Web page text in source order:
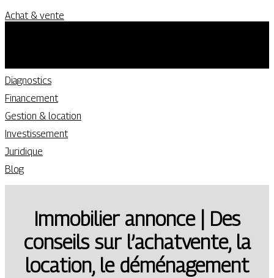
Achat & vente
Diagnostics
Financement
Gestion & location
Investissement
Juridique
Blog
Immobilier annonce | Des
conseils sur l’achatvente, la
location, le déménage­ment